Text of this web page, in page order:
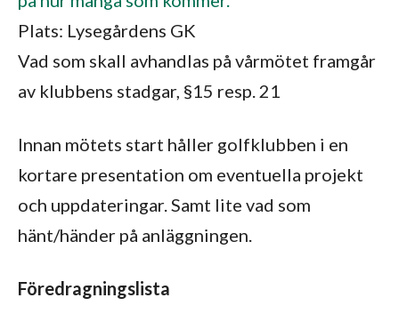
Plats: Lysegårdens GK
Vad som skall avhandlas på vårmötet framgår
av klubbens stadgar, §15 resp. 21
Innan mötets start håller golfklubben i en
kortare presentation om eventuella projekt
och uppdateringar. Samt lite vad som
hänt/händer på anläggningen.
Föredragningslista